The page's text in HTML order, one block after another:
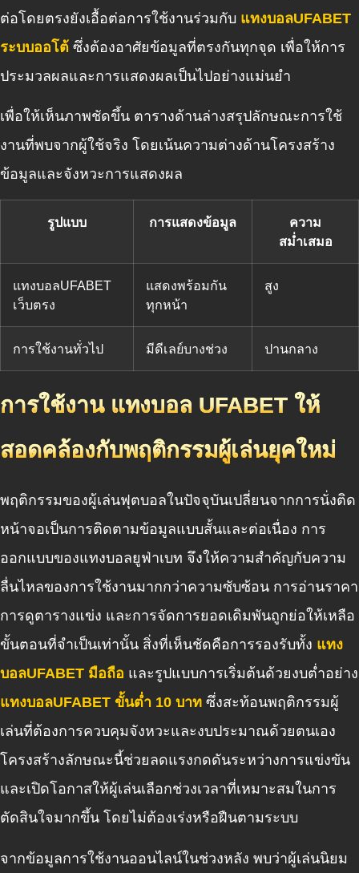
ต่อโดยตรงยังเอื้อต่อการใช้งานร่วมกับ แทงบอลUFABET
ระบบออโต้ ซึ่งต้องอาศัยข้อมูลที่ตรงกันทุกจุด เพื่อให้การ
ประมวลผลและการแสดงผลเป็นไปอย่างแม่นยำ
เพื่อให้เห็นภาพชัดขึ้น ตารางด้านล่างสรุปลักษณะการใช้
งานที่พบจากผู้ใช้จริง โดยเน้นความต่างด้านโครงสร้าง
ข้อมูลและจังหวะการแสดงผล
รูปแบบ การแสดงข้อมูล
ความ
สม่ำเสมอ
แทงบอลUFABET
เว็บตรง
แสดงพร้อมกัน
ทุกหน้า
สูง
การใช้งานทั่วไป มีดีเลย์บางช่วง ปานกลาง
การใช้งาน แทงบอล UFABET ให้
สอดคล้องกับพฤติกรรมผู้เล่นยุคใหม่
พฤติกรรมของผู้เล่นฟุตบอลในปัจจุบันเปลี่ยนจากการนั่งติด
หน้าจอเป็นการติดตามข้อมูลแบบสั้นและต่อเนื่อง การ
ออกแบบของแทงบอลยูฟ่าเบท จึงให้ความสำคัญกับความ
ลื่นไหลของการใช้งานมากกว่าความซับซ้อน การอ่านราคา
การดูตารางแข่ง และการจัดการยอดเดิมพันถูกย่อให้เหลือ
ขั้นตอนที่จำเป็นเท่านั้น สิ่งที่เห็นชัดคือการรองรับทั้ง แทง
บอลUFABET มือถือ และรูปแบบการเริ่มต้นด้วยงบต่ำอย่าง
แทงบอลUFABET ขั้นต่ำ 10 บาท ซึ่งสะท้อนพฤติกรรมผู้
เล่นที่ต้องการควบคุมจังหวะและงบประมาณด้วยตนเอง
โครงสร้างลักษณะนี้ช่วยลดแรงกดดันระหว่างการแข่งขัน
และเปิดโอกาสให้ผู้เล่นเลือกช่วงเวลาที่เหมาะสมในการ
ตัดสินใจมากขึ้น โดยไม่ต้องเร่งหรือฝืนตามระบบ
จากข้อมูลการใช้งานออนไลน์ในช่วงหลัง พบว่าผู้เล่นนิยม